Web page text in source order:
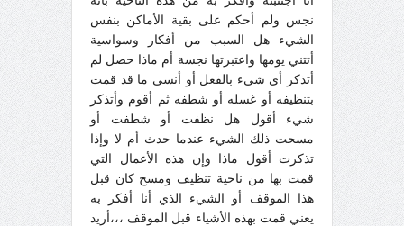
نجس ولم أحكم على بقية الأماكن بنفس
الشيء هل السبب من أفكار وسواسية
أتتني يومها واعتبرتها نجسة أم ماذا حصل لم
أتذكر أي شيء بالفعل أو أنسى ما قد قمت
بتنظيفه أو غسله أو شطفه ثم أقوم وأتذكر
شيء أقول هل نظفت أو شطفت أو
مسحت ذلك الشيء عندما حدث أم لا وإذا
تذكرت أقول ماذا وإن هذه الأعمال التي
قمت بها من ناحية تنظيف ومسح كان قبل
هذا الموقف أو الشيء الذي أنا أفكر به
يعني قمت بهذه الأشياء قبل الموقف ،،،أريد